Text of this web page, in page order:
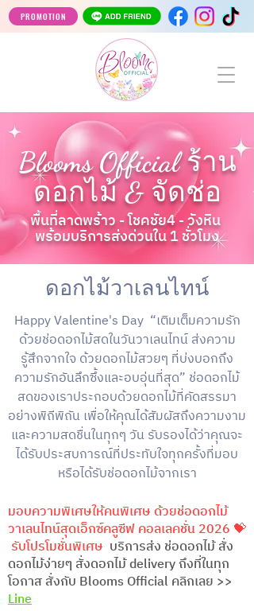
PROMOTION
Blooms Official ร้าน
ดอกไม้ & จัดช่อ
พื้นที่ลาดพร้าว - โชคชัย4 - วังหิน
พร้อมบริการส่งด่วนใน 1 ชั่วโมง
ดอกไม้วาเลนไทน์
Happy Valentine's Day “เติมเต็มความรัก
ด้วยช่อดอกไม้สดในวันวาเลนไทน์ ส่งความ
รู้สึกจากใจ ด้วยดอกไม้สวยๆ ที่บ่งบอกถึง
ความรักอันลึกซึ้งและอบอุ่นที่สุด” ช่อดอกไม้
สดของเราประกอบด้วยดอกไม้ที่คัดสรรมา
อย่างพิถีพิถัน เพื่อให้คุณได้สัมผัสถึงความงาม
และความสดชื่นในทุกๆ วัน รับรองได้ว่าคุณจะ
ได้รับประสบการณ์ที่ประทับใจทุกครั้งที่มอบ
หรือได้รับช่อดอกไม้จากเรา
มอบความพิเศษให้คนพิเศษ ด้วยช่อดอกไม้
วาเลนไทน์สุดเอ็กซ์คลูซีฟ คอลเลคชั่น 2026 💝
รับโปรโมชั่นพิเศษ บริการส่ง ช่อดอกไม้ สั่ง
ดอกไม้ง่ายๆ สั่งดอกไม้ delivery ถึงที่ในทุก
โอกาส สั่งกับ Blooms Official คลิกเลย >>
Line